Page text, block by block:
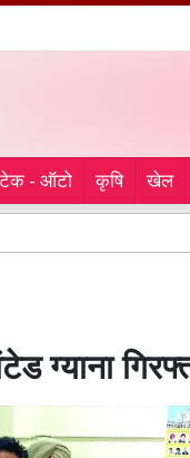
- ऑटो कृषि खेल
नगर
ग्याना